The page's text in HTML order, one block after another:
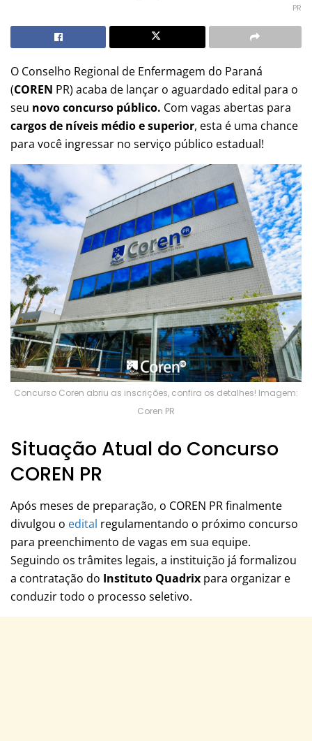
PR
O Conselho Regional de Enfermagem do Paraná
(COREN PR) acaba de lançar o aguardado edital para o
seu novo concurso público. Com vagas abertas para
cargos de níveis médio e superior, esta é uma chance
para você ingressar no serviço público estadual!
Concurso Coren abriu as inscrições, confira os detalhes! Imagem:
Coren PR
Situação Atual do Concurso
COREN PR
Após meses de preparação, o COREN PR finalmente
divulgou o edital regulamentando o próximo concurso
para preenchimento de vagas em sua equipe.
Seguindo os trâmites legais, a instituição já formalizou
a contratação do Instituto Quadrix para organizar e
conduzir todo o processo seletivo.